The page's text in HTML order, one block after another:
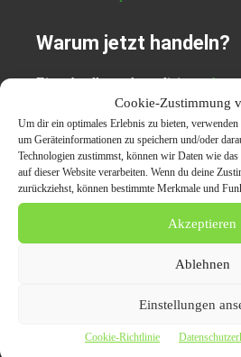
Cookie-Zustimmung
Um dir ein optimales Erlebnis zu bieten,
um Geräteinformationen zu speichern und/oder
Technologien zustimmst, können wir Daten wie
auf dieser Website verarbeiten. Wenn du deine
zurückziehst, können bestimmte Merkmale und
Akzeptieren
Ablehnen
Einstellungen
Cookie-Richtlinie
Warum jetzt handeln?
Ein schneller, unkomplizierter
so einfach. Mit unserem erfahrenen
bewährten Service sparen Sie
Auto verkaufen Karlsruhe
Autoankauf Karlsruhe
Unfallwagen verkaufen
KFZ-Ankauf Karlsruhe
Auto ohne TÜV verkaufen